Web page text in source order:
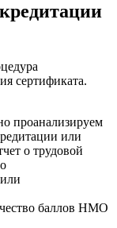
сертификата.
проанализируем
или
о трудовой
баллов НМО